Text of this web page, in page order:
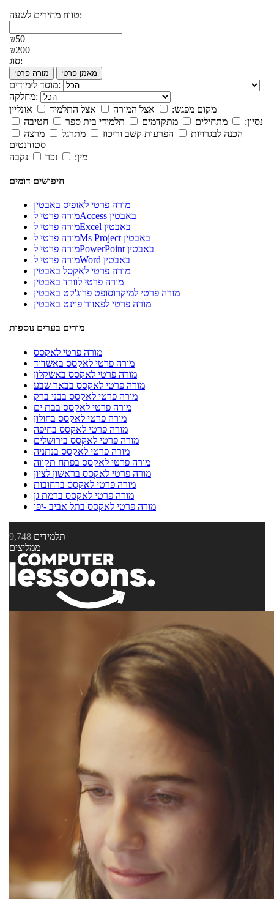
טווח מחירים לשעה:
₪50
₪200
סוג:
מורה פרטי מאמן פרטי
מוסד לימודים:
מחלקה:
מקום מפגש:
אצל המורה אצל התלמיד
אונליין
נסיון:
מתחילים מתקדמים תלמידי בית ספר
חטיבה
הכנה לבגרויות
הפרעות קשב וריכוז מתרגל
מרצה
סטודנטים
מין:
זכר נקבה
חיפושים דומים
מורה פרטי לאופיס באבטין
מורה פרטי לAccess באבטין
מורה פרטי לExcel באבטין
מורה פרטי לMs Project באבטין
מורה פרטי לPowerPoint באבטין
מורה פרטי לWord באבטין
מורה פרטי לאקסל באבטין
מורה פרטי לוורד באבטין
מורה פרטי למיקרוסופט פרוג'קט באבטין
מורה פרטי לפאוור פוינט באבטין
מורים בערים נוספות
מורה פרטי לאקסס
מורה פרטי לאקסס באשדוד
מורה פרטי לאקסס באשקלון
מורה פרטי לאקסס בבאר שבע
מורה פרטי לאקסס בבני ברק
מורה פרטי לאקסס בבת ים
מורה פרטי לאקסס בחולון
מורה פרטי לאקסס בחיפה
מורה פרטי לאקסס בירושלים
מורה פרטי לאקסס בנתניה
מורה פרטי לאקסס בפתח תקווה
מורה פרטי לאקסס בראשון לציון
מורה פרטי לאקסס ברחובות
מורה פרטי לאקסס ברמת גן
מורה פרטי לאקסס בתל אביב -יפו
9,748 תלמידים
ממליצים